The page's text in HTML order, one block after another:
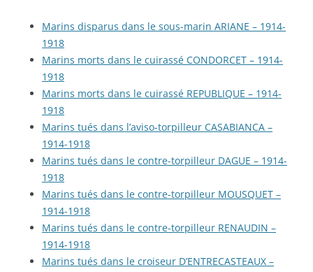
Marins disparus dans le sous-marin ARIANE – 1914-
1918
Marins morts dans le cuirassé CONDORCET – 1914-
1918
Marins morts dans le cuirassé REPUBLIQUE – 1914-
1918
Marins tués dans l’aviso-torpilleur CASABIANCA –
1914-1918
Marins tués dans le contre-torpilleur DAGUE – 1914-
1918
Marins tués dans le contre-torpilleur MOUSQUET –
1914-1918
Marins tués dans le contre-torpilleur RENAUDIN –
1914-1918
Marins tués dans le croiseur D’ENTRECASTEAUX –